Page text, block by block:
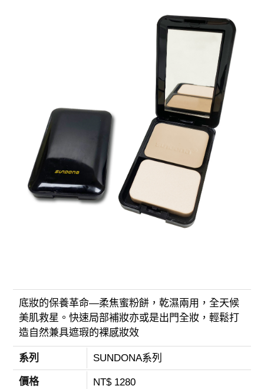
底妝的保養革命—柔焦蜜粉餅，乾濕兩用，全天候
美肌救星。快速局部補妝亦或是出門全妝，輕鬆打
造自然兼具遮瑕的裸感妝效
系列 SUNDONA系列
價格 NT$ 1280